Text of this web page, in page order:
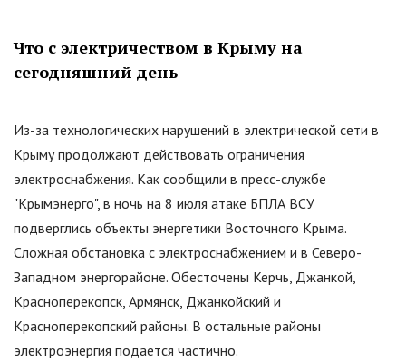
Что с электричеством в Крыму на
сегодняшний день
Из-за технологических нарушений в электрической сети в
Крыму продолжают действовать ограничения
электроснабжения. Как сообщили в пресс-службе
"Крымэнерго", в ночь на 8 июля атаке БПЛА ВСУ
подверглись объекты энергетики Восточного Крыма.
Сложная обстановка с электроснабжением и в Северо-
Западном энергорайоне. Обесточены Керчь, Джанкой,
Красноперекопск, Армянск, Джанкойский и
Красноперекопский районы. В остальные районы
электроэнергия подается частично.